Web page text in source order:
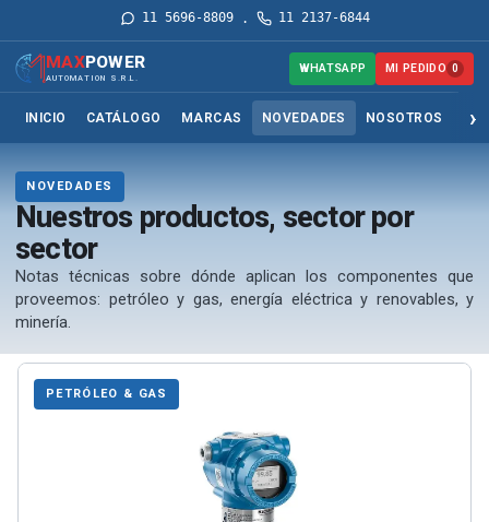
11 5696-8809· 11 2137-6844
MAXPOWER
AUTOMATION S.R.L.
INICIO CATÁLOGO MARCAS NOVEDADES NOSOTROS
WHATSAPP MI PEDIDO 0
NOVEDADES
Nuestros productos, sector por
sector
Notas técnicas sobre dónde aplican los componentes que
proveemos: petróleo y gas, energía eléctrica y renovables, y
minería.
PETRÓLEO & GAS